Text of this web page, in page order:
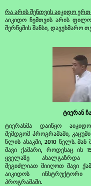
რა არის შენთვის აიკიდო
აიკიდო ჩემთვის არის
შერწყმის შანსი, დავეხმარო
ტიერან
ტიერანმა დაიწყო
შემდგომ პროგრამაში,
წლის ასაკში, 2010 წელს.
შავი ქამარი, როდესაც ის
ყველაზე ახალგაზრდა
შეგიძლიათ მიიღოთ შავი
აიკიდოს
პროგრამაში.